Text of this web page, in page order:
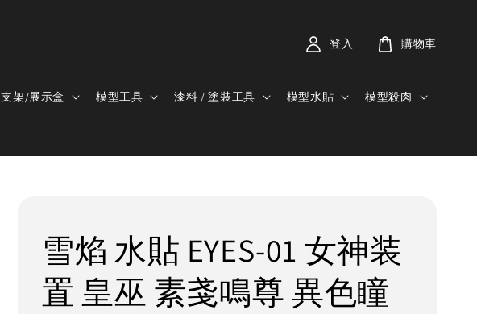
支架/展示盒 模型工具 漆料 / 塗裝工具 模型水貼 模型殺肉
登入 購物車
雪焰 水貼 EYES-01 女神装
置 皇巫 素戔鳴尊 異色瞳